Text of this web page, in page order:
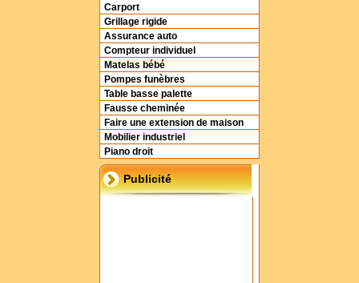
Carport
Grillage rigide
Assurance auto
Compteur individuel
Matelas bébé
Pompes funèbres
Table basse palette
Fausse cheminée
Faire une extension de maison
Mobilier industriel
Piano droit
Publicité